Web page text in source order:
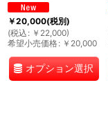
￥20,000(税別)
(税込 : ￥ 22,000)
希望小売価格: ￥ 20,000
オプション選択